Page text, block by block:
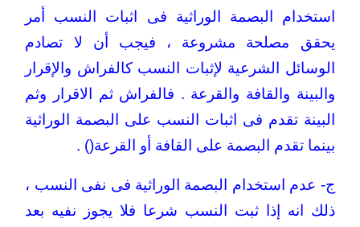
استخدام البصمة الوراثية فى اثبات النسب أمر
يحقق مصلحة مشروعة ، فيجب أن لا تصادم
الوسائل الشرعية لإثبات النسب كالفراش والإقرار
والبينة والقافة والقرعة . فالفراش ثم الاقرار وثم
البينة تقدم فى اثبات النسب على البصمة الوراثية
بينما تقدم البصمة على القافة أو القرعة() .
ج- عدم استخدام البصمة الوراثية فى نفى النسب ،
ذلك انه إذا ثبت النسب شرعا فلا يجوز نفيه بعد